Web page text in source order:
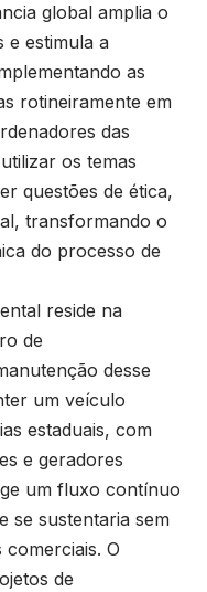
global amplia o
e estimula a
as
rotineiramente em
das
os temas
questões de ética,
transformando o
do processo de
reside na
de
desse
um veículo
estaduais, com
e geradores
um fluxo contínuo
se sustentaria sem
O
de